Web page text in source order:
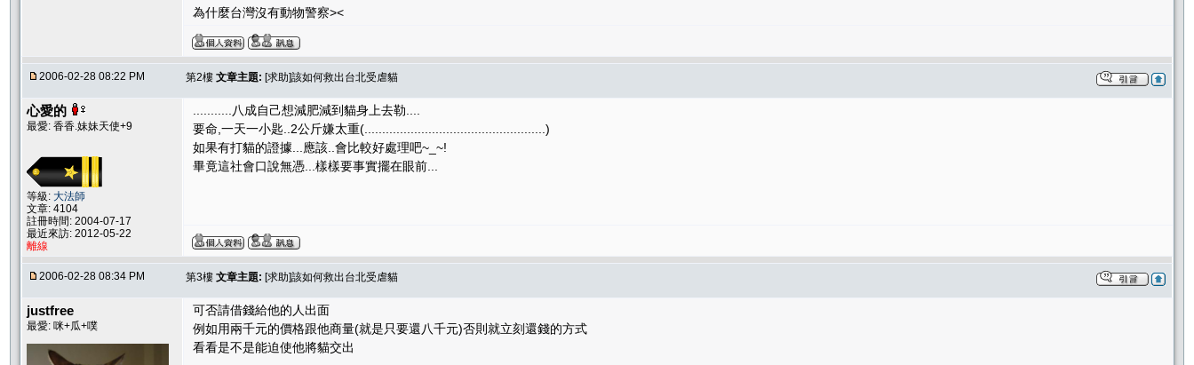
為什麼台灣沒有動物警察><
2006-02-28 08:22 PM 第2樓 文章主題: [求助]該如何救出台北受虐貓
心愛的
最愛: 香香.妹妹天使+9
等級: 大法師
文章: 4104
註冊時間: 2004-07-17
最近來訪: 2012-05-22
離線
...........八成自己想減肥減到貓身上去勒....
要命,一天一小匙..2公斤嫌太重(...................................................)
如果有打貓的證據...應該..會比較好處理吧~_~!
畢竟這社會口說無憑...樣樣要事實擺在眼前...
2006-02-28 08:34 PM 第3樓 文章主題: [求助]該如何救出台北受虐貓
justfree
最愛: 咪+瓜+噗
可否請借錢給他的人出面
例如用兩千元的價格跟他商量(就是只要還八千元)否則就立刻還錢的方式
看看是不是能迫使他將貓交出